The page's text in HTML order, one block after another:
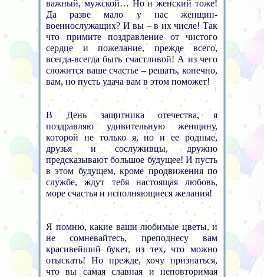
важный, мужской… Но и женский тоже!
Да разве мало у нас женщин-
военнослужащих? И вы – в их числе! Так
что примите поздравление от чистого
сердце и пожелание, прежде всего,
всегда-всегда быть счастливой! А из чего
сложится ваше счастье – решать, конечно,
вам, но пусть удача вам в этом поможет!
В День защитника отечества, я
поздравляю удивительную женщину,
которой не только я, но и ее родные,
друзья и сослуживцы, дружно
предсказывают большое будущее! И пусть
в этом будущем, кроме продвижения по
службе, ждут тебя настоящая любовь,
море счастья и исполняющиеся желания!
Я помню, какие ваши любимые цветы, и
не сомневайтесь, преподнесу вам
красивейший букет, из тех, что можно
отыскать! Но прежде, хочу признаться,
что вы самая славная и неповторимая